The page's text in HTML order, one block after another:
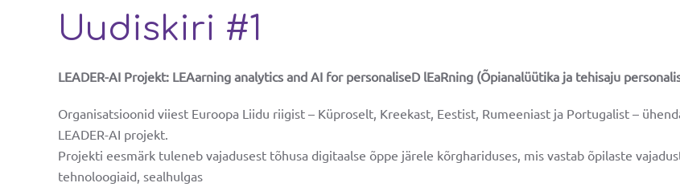
Uudiskiri #1
LEADER-AI Projekt: LEAarning analytics and AI for personaliseD lEaRning (Õpianalüütika ja tehisaju
Organisatsioonid viiest Euroopa Liidu riigist – Küproselt, Kreekast, Eestist, Rumeeniast ja Portugalist –
LEADER-AI projekt.
Projekti eesmärk tuleneb vajadusest tõhusa digitaalse õppe järele kõrghariduses, mis vastab õpilaste
tehnoloogiaid, sealhulgas